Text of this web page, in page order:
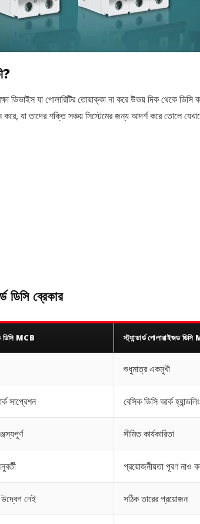
ডিভাইস যা পোলারিটির তোয়াক্কা না করে উভয় দিক থেকে ডিসি
যা তাদের শক্তি সঞ্চয় সিস্টেমের জন্য আদর্শ করে তোলে
ডিসি ব্রেকার
ডিসি MCB স্ট্যান্ডার্ড পোলারাইজড
শুধুমাত্র একমুখী
সাপ্রেশন বেসিক ডিসি আর্ক হ্যান্ডলিং
সীমিত কার্যকারিতা
প্রয়োজনীয়তা পূরণ নাও
উদ্বেগ নেই সঠিক তারের প্রয়োজন